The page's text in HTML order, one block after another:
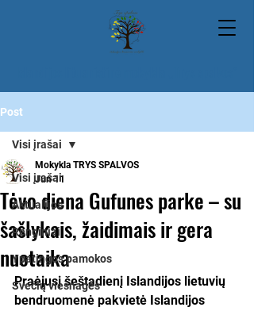
Post
Visi įrašai
Aktualijos
Renginiai
Ypatingos pamokos
Svečių viešnagės
Visi įrašai
Tėvo diena Gufunes parke – su
šašlykais, žaidimais ir gera
nuotaika
Mokykla TRYS SPALVOS
Jun 11
Praėjusį šeštadienį Islandijos lietuvių
bendruomenė pakvietė Islandijos